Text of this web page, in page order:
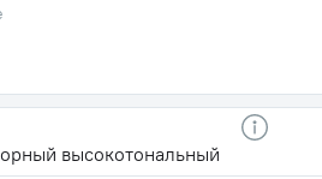
высокотональный